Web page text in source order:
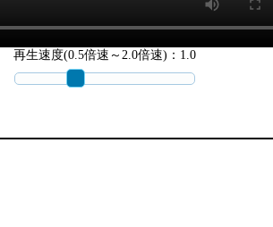
再生速度(0.5倍速～2.0倍速)： 1.0